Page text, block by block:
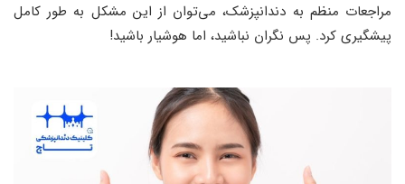
مراجعات منظم به دندانپزشک، می‌توان از این مشکل به طور کامل
پیشگیری کرد. پس نگران نباشید، اما هوشیار باشید!